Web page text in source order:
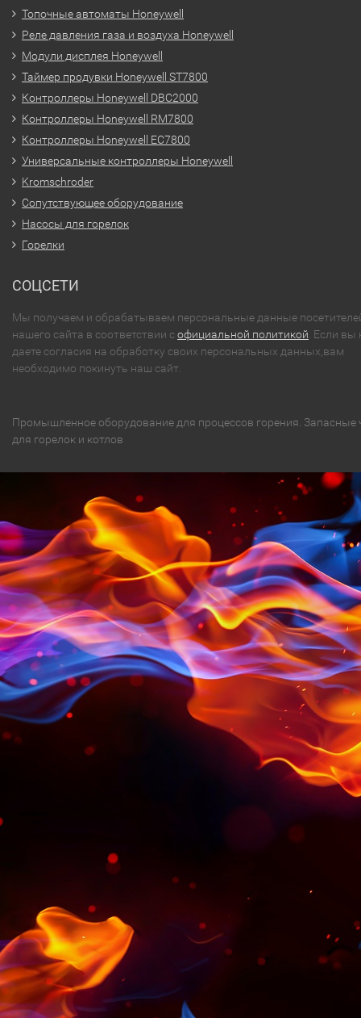
Топочные автоматы Honeywell
Реле давления газа и воздуха Honeywell
Модули дисплея Honeywell
Таймер продувки Honeywell ST7800
Контроллеры Honeywell DBC2000
Контроллеры Honeywell RM7800
Контроллеры Honeywell EC7800
Универсальные контроллеры Honeywell
Kromschroder
Сопутствующее оборудование
Насосы для горелок
Горелки
СОЦСЕТИ
Мы получаем и обрабатываем персональные данные
нашего сайта в соответствии софициальной политикой . Если вы
даете согласия на обработку своих персональных данных,вам
необходимо покинуть наш сайт.
Промышленное оборудование для процессов горения. Запасные
для горелок и котлов